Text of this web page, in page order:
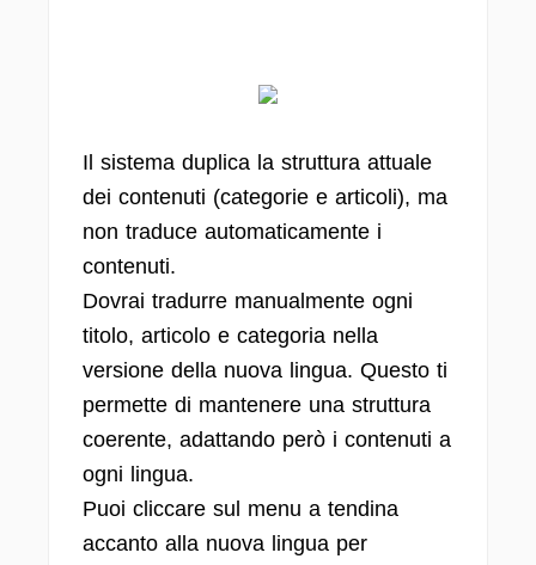
Il sistema duplica la struttura attuale
dei contenuti (categorie e articoli), ma
non traduce automaticamente i
contenuti.
Dovrai tradurre manualmente ogni
titolo, articolo e categoria nella
versione della nuova lingua. Questo ti
permette di mantenere una struttura
coerente, adattando però i contenuti a
ogni lingua.
Puoi cliccare sul menu a tendina
accanto alla nuova lingua per